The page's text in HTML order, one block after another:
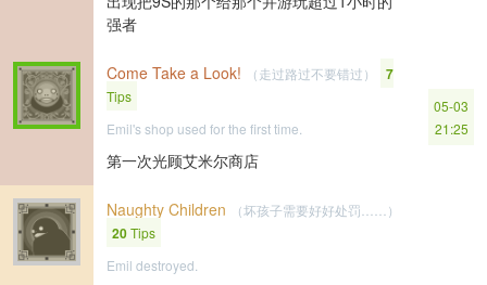
强者
Come Take a Look! （走过路过不要错过） 7
Tips
Emil's shop used for the first time.
第一次光顾艾米尔商店
05-03
21:25
Naughty Children （坏孩子需要好好处罚……）
20Tips
Emil destroyed.